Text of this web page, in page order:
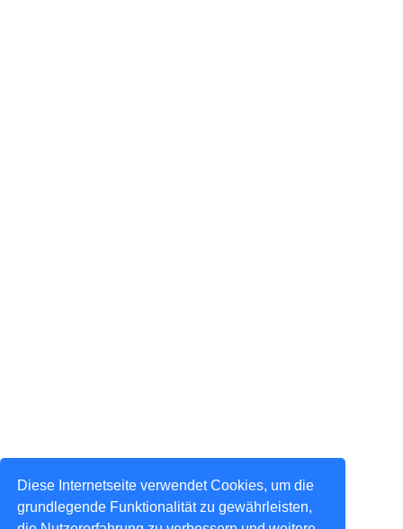
Diese Internetseite verwendet Cookies, um die
grundlegende Funktionalität zu gewährleisten,